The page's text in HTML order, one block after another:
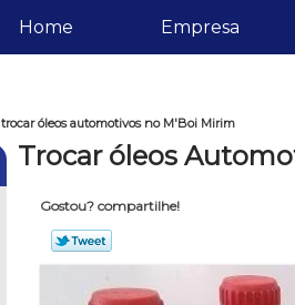
Home Empresa
trocar óleos automotivos no M'Boi Mirim
Trocar óleos
Gostou? compartilhe!